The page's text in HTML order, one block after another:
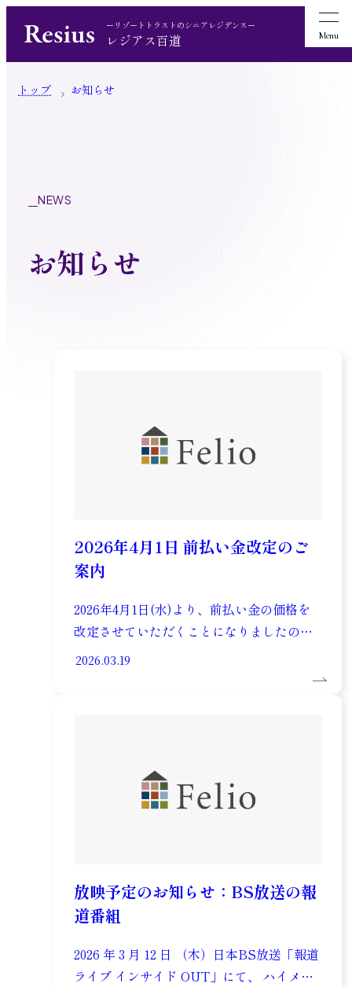
ーリゾートトラストのシニアレジデンスー
レジアス百道 Menu
トップ お知らせ
NEWS
お知らせ
2026年4月1日 前払い金改定のご
案内
2026年4月1日(水)より、前払い金の価格を
改定させていただくことになりましたの
で、ここにお知らせいたします。 対象：
2026.03.19
放映予定のお知らせ：BS放送の報
道番組
2026 年 3 月 12 日 （木）日本BS放送「報道
ライブ インサイド OUT」にて、 ハイメデ